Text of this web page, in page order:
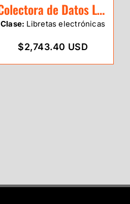
Colectora de Datos Leica CS10
Clase: Libretas electrónicas
$2,743.40 USD